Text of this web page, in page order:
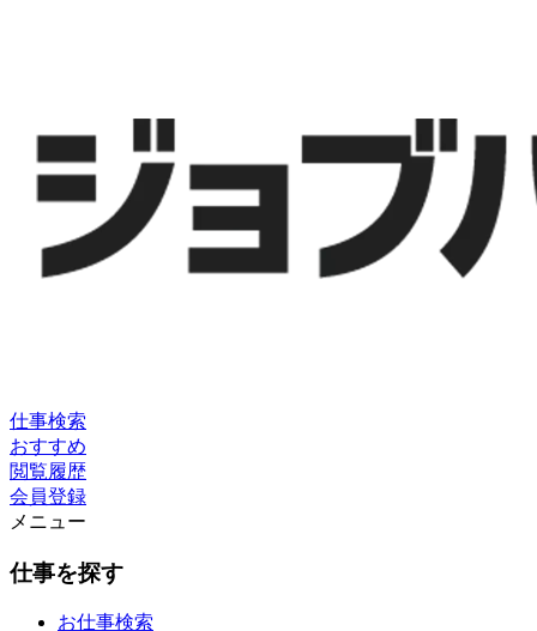
仕事検索
おすすめ
閲覧履歴
会員登録
メニュー
仕事を探す
お仕事検索